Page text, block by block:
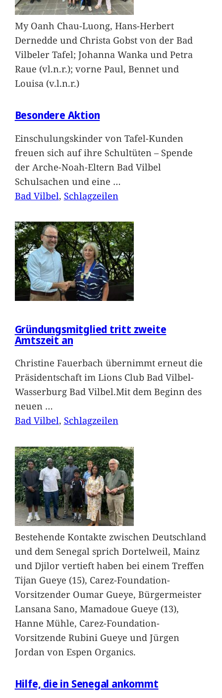
My Oanh Chau-Luong, Hans-Herbert
Dernedde und Christa Gobst von der Bad
Vilbeler Tafel; Johanna Wanka und Petra
Raue (vl.n.r.); vorne Paul, Bennet und
Louisa (v.l.n.r.)
Besondere Aktion
Einschulungskinder von Tafel-Kunden
freuen sich auf ihre Schultüten – Spende
der Arche-Noah-Eltern Bad Vilbel
Schulsachen und eine …
Bad Vilbel, Schlagzeilen
Gründungsmitglied tritt zweite
Amtszeit an
Christine Fauerbach übernimmt erneut die
Präsidentschaft im Lions Club Bad Vilbel-
Wasserburg Bad Vilbel.Mit dem Beginn des
neuen …
Bad Vilbel, Schlagzeilen
Bestehende Kontakte zwischen Deutschland
und dem Senegal sprich Dortelweil, Mainz
und Djilor vertieft haben bei einem Treffen
Tijan Gueye (15), Carez-Foundation-
Vorsitzender Oumar Gueye, Bürgermeister
Lansana Sano, Mamadoue Gueye (13),
Hanne Mühle, Carez-Foundation-
Vorsitzende Rubini Gueye und Jürgen
Jordan von Espen Organics.
Hilfe, die in Senegal ankommt